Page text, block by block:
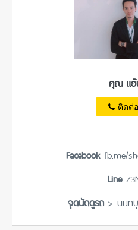
คุณ แอ๊
ติดต่
Facebookfb.me/
Line
จุดนัดดูรถ > นนท